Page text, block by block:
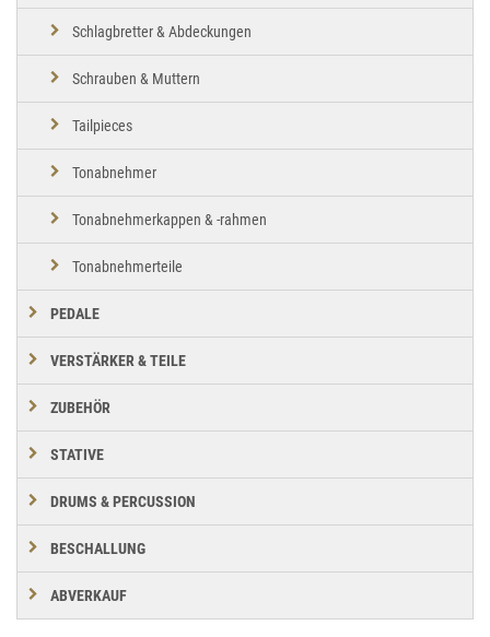
Schlagbretter & Abdeckungen
Schrauben & Muttern
Tailpieces
Tonabnehmer
Tonabnehmerkappen & -rahmen
Tonabnehmerteile
PEDALE
VERSTÄRKER & TEILE
ZUBEHÖR
STATIVE
DRUMS & PERCUSSION
BESCHALLUNG
ABVERKAUF